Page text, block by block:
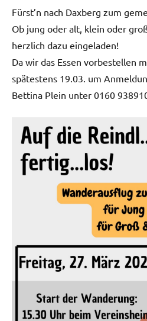
Fürst’n nach Daxberg zum
Ob jung oder alt, klein oder
herzlich dazu eingeladen!
Da wir das Essen vorbestellen
spätestens 19.03. um
Bettina Plein unter 0160